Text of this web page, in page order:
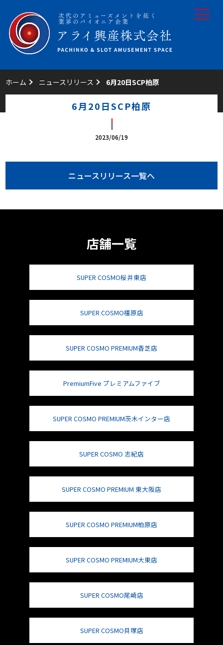
toggle
ホーム ニュースリリース 6月20日SCP柏原
6月20日SCP柏原
2023/06/19
ニュースリリース一覧へ
店舗一覧
SUPER COSMO桜井東店
SUPER COSMO橿原店
SUPER COSMO PREMIUM香芝店
PremiumFive プレミアムファイブ
SUPER COSMO PREMIUM茨木インター店
SUPER COSMO 志紀店
SUPER COSMO PREMIUM 東大阪店
SUPER COSMO PREMIUM柏原店
SUPER COSMO PREMIUM大東店
SUPER COSMO尾崎店
SUPER COSMO貝塚店